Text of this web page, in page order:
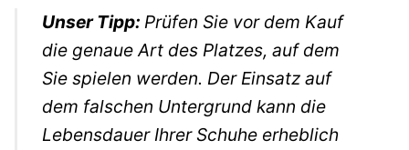
Unser Tipp:Prüfen Sie vor dem Kauf
die genaue Art des Platzes, auf dem
Sie spielen werden. Der Einsatz auf
dem falschen Untergrund kann die
Lebensdauer Ihrer Schuhe erheblich